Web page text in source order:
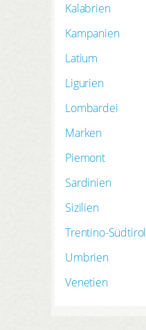
Kalabrien
Kampanien
Latium
Ligurien
Lombardei
Marken
Piemont
Sardinien
Sizilien
Trentino-Südtirol
Umbrien
Venetien